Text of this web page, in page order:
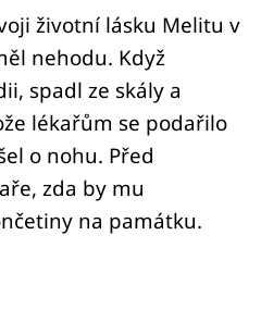
životní lásku Melitu v
nehodu. Když
spadl ze skály a
lékařům se podařilo
o nohu. Před
zda by mu
na památku.